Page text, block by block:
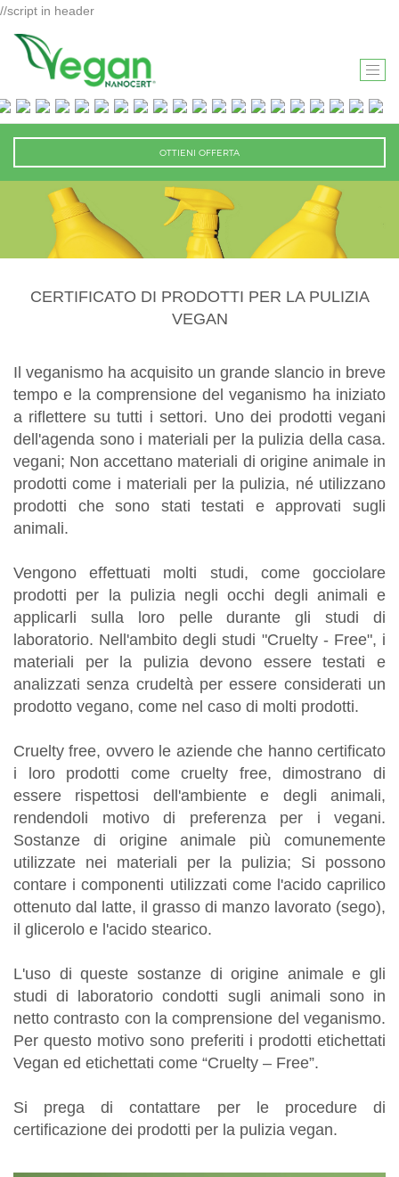
//script in header
T
O
G
G
L
I
O
N
OTTIENI OFFERTA
CERTIFICATO DI PRODOTTI PER LA PULIZIA
VEGAN
Il veganismo ha acquisito un grande slancio in breve
tempo e la comprensione del veganismo ha iniziato
a riflettere su tutti i settori. Uno dei prodotti vegani
dell'agenda sono i materiali per la pulizia della casa.
vegani; Non accettano materiali di origine animale in
prodotti come i materiali per la pulizia, né utilizzano
prodotti che sono stati testati e approvati sugli
animali.
Vengono effettuati molti studi, come gocciolare
prodotti per la pulizia negli occhi degli animali e
applicarli sulla loro pelle durante gli studi di
laboratorio. Nell'ambito degli studi "Cruelty - Free", i
materiali per la pulizia devono essere testati e
analizzati senza crudeltà per essere considerati un
prodotto vegano, come nel caso di molti prodotti.
Cruelty free, ovvero le aziende che hanno certificato
i loro prodotti come cruelty free, dimostrano di
essere rispettosi dell'ambiente e degli animali,
rendendoli motivo di preferenza per i vegani.
Sostanze di origine animale più comunemente
utilizzate nei materiali per la pulizia; Si possono
contare i componenti utilizzati come l'acido caprilico
ottenuto dal latte, il grasso di manzo lavorato (sego),
il glicerolo e l'acido stearico.
L'uso di queste sostanze di origine animale e gli
studi di laboratorio condotti sugli animali sono in
netto contrasto con la comprensione del veganismo.
Per questo motivo sono preferiti i prodotti etichettati
Vegan ed etichettati come “Cruelty – Free”.
Si prega di contattare per le procedure di
certificazione dei prodotti per la pulizia vegan.